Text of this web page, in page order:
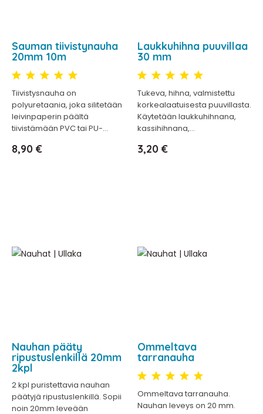
Sauman tiivistynauha
20mm 10m
Tiivistysnauha on
polyuretaania, joka silitetään
leivinpaperin päältä
tiivistämään PVC tai PU-...
Hinta
8,90 €
Laukkuhihna puuvillaa
30 mm
Tukeva, hihna, valmistettu
korkealaatuisesta puuvillasta.
Käytetään laukkuhihnana,
kassihihnana,...
Hinta
3,20 €
Nauhan pääty
ripustuslenkillä 20mm
2kpl
2 kpl puristettavia nauhan
päätyjä ripustuslenkillä. Sopii
noin 20mm leveään
Ommeltava
tarranauha
Ommeltava tarranauha.
Nauhan leveys on 20 mm.